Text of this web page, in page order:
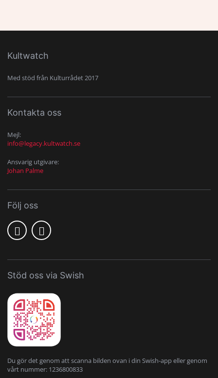
Kultwatch
Med stöd från Kulturrådet 2017
Kontakta oss
Mejl:
info@legacy.kultwatch.se
Ansvarig utgivare:
Johan Palme
Följ oss
Stöd oss via Swish
Du gör det genom att scanna bilden ovan i din Swish-app eller genom
vårt nummer: 1236800833